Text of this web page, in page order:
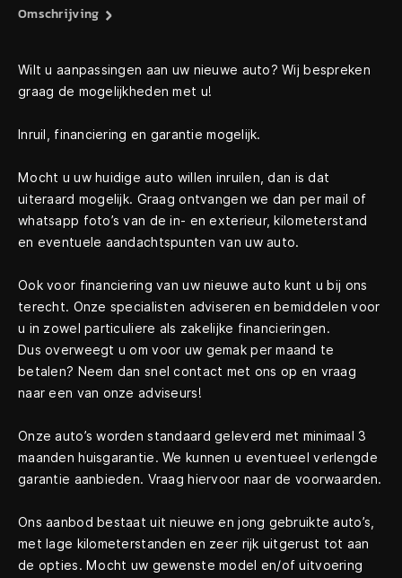
Omschrijving
Wilt u aanpassingen aan uw nieuwe auto? Wij bespreken
graag de mogelijkheden met u!
Inruil, financiering en garantie mogelijk.
Mocht u uw huidige auto willen inruilen, dan is dat
uiteraard mogelijk. Graag ontvangen we dan per mail of
whatsapp foto’s van de in- en exterieur, kilometerstand
en eventuele aandachtspunten van uw auto.
Ook voor financiering van uw nieuwe auto kunt u bij ons
terecht. Onze specialisten adviseren en bemiddelen voor
u in zowel particuliere als zakelijke financieringen.
Dus overweegt u om voor uw gemak per maand te
betalen? Neem dan snel contact met ons op en vraag
naar een van onze adviseurs!
Onze auto’s worden standaard geleverd met minimaal 3
maanden huisgarantie. We kunnen u eventueel verlengde
garantie aanbieden. Vraag hiervoor naar de voorwaarden.
Ons aanbod bestaat uit nieuwe en jong gebruikte auto’s,
met lage kilometerstanden en zeer rijk uitgerust tot aan
de opties. Mocht uw gewenste model en/of uitvoering